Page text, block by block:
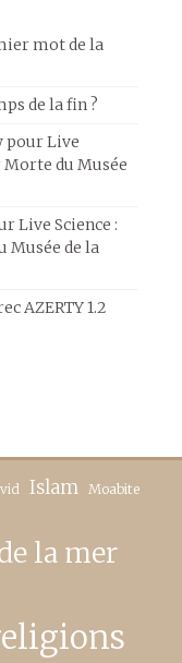
mot de la
de la fin ?
pour Live
Morte du Musée
Live Science :
Musée de la
AZERTY 1.2
Islam Moabite
la mer